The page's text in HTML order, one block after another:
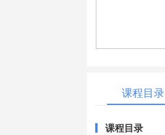
课程目录
课程目录